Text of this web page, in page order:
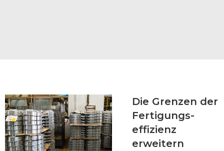
Die Grenzen der
Fertigungs-
effizienz
erweitern